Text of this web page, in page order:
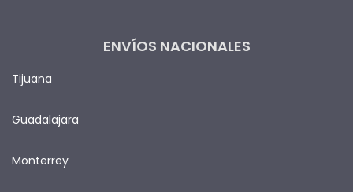
ENVÍOS NACIONALES
Tijuana
Guadalajara
Monterrey